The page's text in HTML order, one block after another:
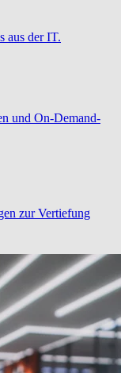
aus der IT.
und On-Demand-
zur Vertiefung